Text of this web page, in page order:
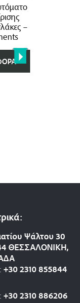
–
Ψάλτου 30
ΘΕΣΣΑΛΟΝΙΚΗ,
+30 2310 855844
+30 2310 886206